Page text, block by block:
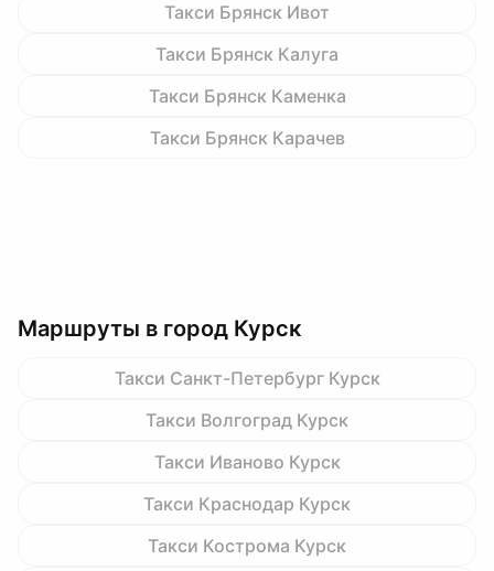
Такси Брянск Ивот
Такси Брянск Калуга
Такси Брянск Каменка
Такси Брянск Карачев
Маршруты в город Курск
Такси Санкт-Петербург Курск
Такси Волгоград Курск
Такси Иваново Курск
Такси Краснодар Курск
Такси Кострома Курск